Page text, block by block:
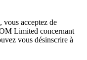
, vous acceptez de
Limited concernant
vous désinscrire à